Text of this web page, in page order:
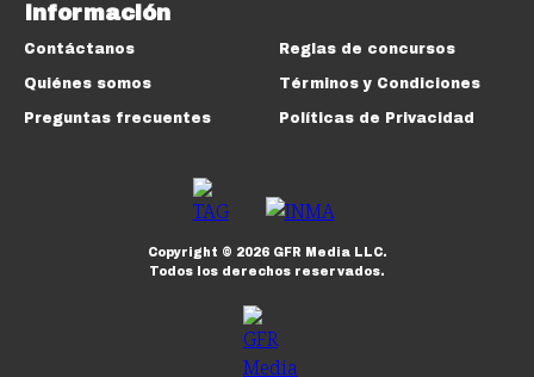
Información
Contáctanos
Quiénes somos
Preguntas frecuentes
Reglas de concursos
Términos y Condiciones
Políticas de Privacidad
Copyright © 2026GFR Media LLC.
Todos los derechos reservados.